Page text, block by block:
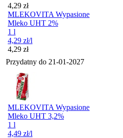
Cena
4,29 zł
MLEKOVITA Wypasione
Mleko UHT 2%
1 l
4,29 zł/l
Cena
4,29 zł
Przydatny do 21-01-2027
MLEKOVITA Wypasione
Mleko UHT 3,2%
1 l
4,49 zł/l